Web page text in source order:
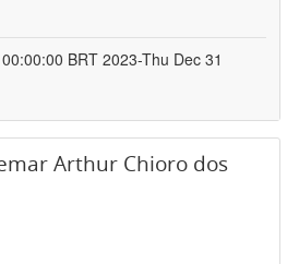
BRT 2023-Thu Dec 31
Arthur Chioro dos